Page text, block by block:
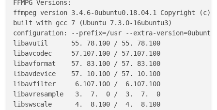
FFMPG Versions:
ffmpeg version 3.4.6-0ubuntu0.18.04.1 Copyright (c)
built with gcc 7 (Ubuntu 7.3.0-16ubuntu3)
configuration: --prefix=/usr --extra-
libavutil      55. 78.100 / 55. 78.100
libavcodec     57.107.100 / 57.107.100
libavformat    57. 83.100 / 57. 83.100
libavdevice    57. 10.100 / 57. 10.100
libavfilter     6.107.100 /  6.107.100
libavresample   3.  7.  0 /  3.  7.  0
libswscale      4.  8.100 /  4.  8.100